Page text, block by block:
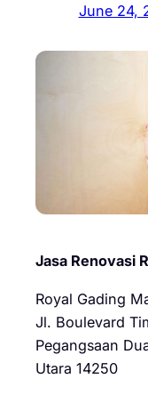
June 24,
Jasa Renovasi
Royal Gading
Jl. Boulevard
Pegangsaan
Utara 14250